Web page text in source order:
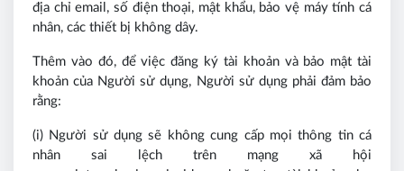
địa chỉ email, số điện thoại, mật khẩu, bảo vệ máy tính cá
nhân, các thiết bị không dây.
Thêm vào đó, để việc đăng ký tài khoản và bảo mật tài
khoản của Người sử dụng, Người sử dụng phải đảm bảo
rằng:
(i) Người sử dụng sẽ không cung cấp mọi thông tin cá
nhân sai lệch trên mạng xã hội